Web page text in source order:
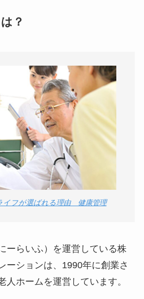
？
イフが選ばれる理由 健康管理
ーらいふ）を運営している株
ーションは、1990年に創業さ
人ホームを運営しています。